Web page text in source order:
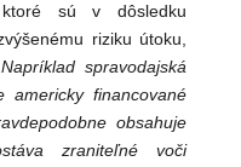
sú v dôsledku
riziku útoku,
spravodajská
americky financované
obsahuje
zraniteľné voči